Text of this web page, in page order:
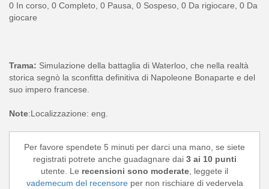
0 In corso, 0 Completo, 0 Pausa, 0 Sospeso, 0 Da rigiocare, 0 Da
giocare
Trama: Simulazione della battaglia di Waterloo, che nella realtà
storica segnò la sconfitta definitiva di Napoleone Bonaparte e del
suo impero francese.
Note:Localizzazione: eng.
Per favore spendete 5 minuti per darci una mano, se siete
registrati potrete anche guadagnare dai 3 ai 10 punti
utente. Le recensioni sono moderate, leggete il
vademecum del recensoreper non rischiare di vedervela